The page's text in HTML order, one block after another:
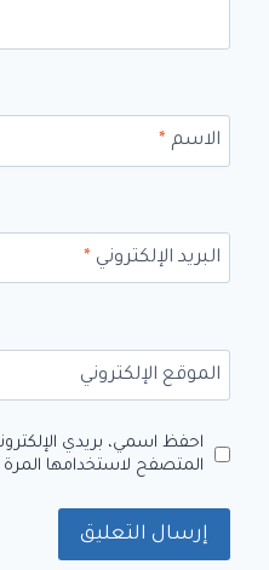
الاسم*
البريد الإلكتروني*
الموقع الإلكتروني
احفظ اسمي، بريدي
المتصفح لاستخدامها